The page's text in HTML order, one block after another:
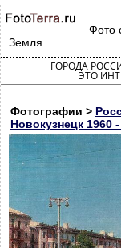
Фото
Земля
ГОРОДА
ЭТО
Фотографии >
Новокузнецк 1960